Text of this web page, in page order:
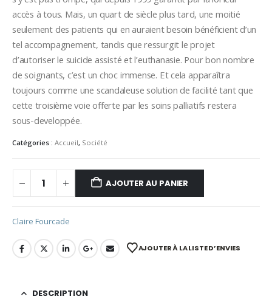
accès à tous. Mais, un quart de siècle plus tard, une moitié
seulement des patients qui en auraient besoin bénéficient d’un
tel accompagnement, tandis que ressurgit le projet
d’autoriser le suicide assisté et l’euthanasie. Pour bon nombre
de soignants, c’est un choc immense. Et cela apparaîtra
toujours comme une scandaleuse solution de facilité tant que
cette troisième voie offerte par les soins palliatifs restera
sous-developpée.
Catégories : Accueil, Société
AJOUTER AU PANIER
Claire Fourcade
AJOUTER À LA LISTE D’ENVIES
DESCRIPTION